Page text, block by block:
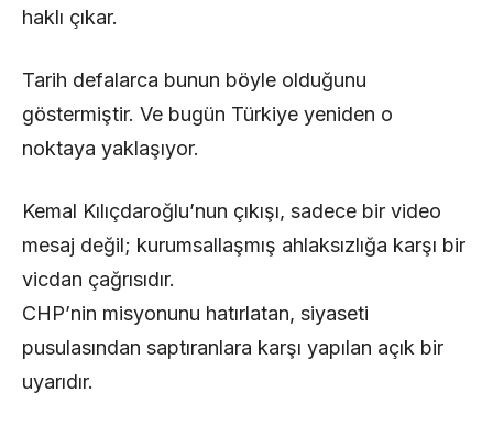
haklı çıkar.
Tarih defalarca bunun böyle olduğunu
göstermiştir. Ve bugün Türkiye yeniden o
noktaya yaklaşıyor.
Kemal Kılıçdaroğlu’nun çıkışı, sadece bir video
mesaj değil; kurumsallaşmış ahlaksızlığa karşı bir
vicdan çağrısıdır.
CHP’nin misyonunu hatırlatan, siyaseti
pusulasından saptıranlara karşı yapılan açık bir
uyarıdır.